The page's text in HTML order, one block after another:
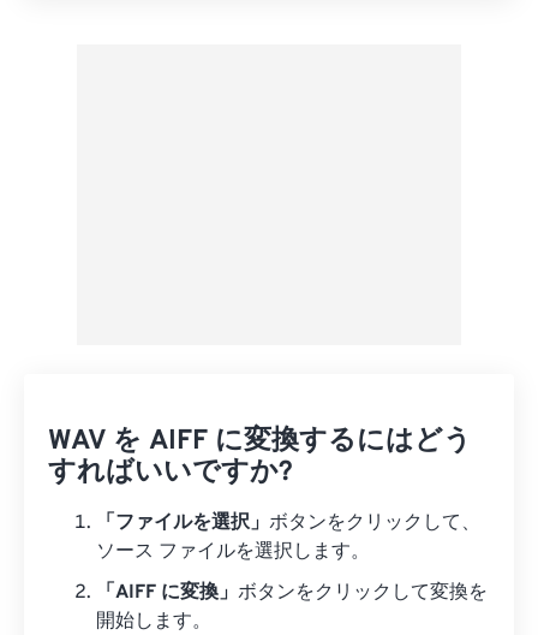
WAV を AIFF に変換するにはどう
すればいいですか?
「ファイルを選択」 ボタンをクリックして、
ソース ファイルを選択します。
「AIFF に変換」 ボタンをクリックして変換を
開始します。